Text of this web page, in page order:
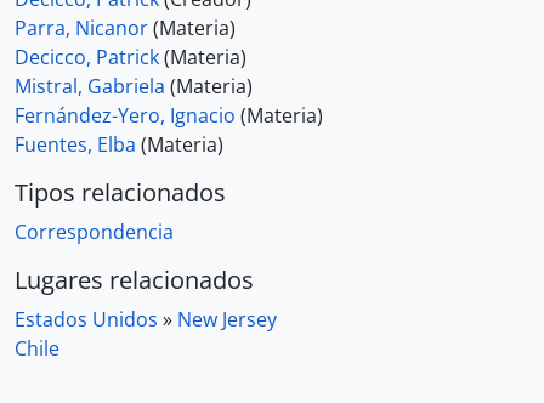
Parra, Nicanor(Materia)
Decicco, Patrick(Materia)
Mistral, Gabriela (Materia)
Fernández-Yero, Ignacio (Materia)
Fuentes, Elba (Materia)
Tipos relacionados
Correspondencia
Lugares relacionados
Estados Unidos » New Jersey
Chile